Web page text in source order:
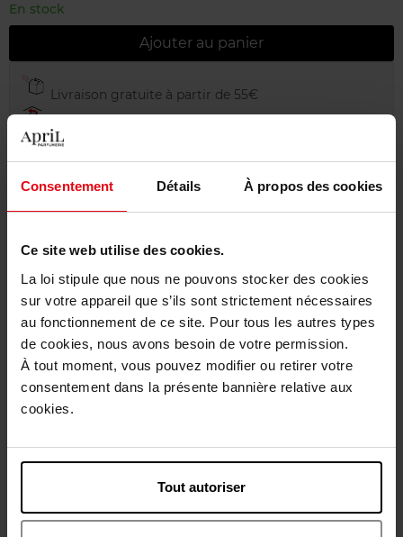
Consentement Détails À propos des cookies
Ce site web utilise des cookies.
La loi stipule que nous ne pouvons stocker des cookies
sur votre appareil que s’ils sont strictement nécessaires
au fonctionnement de ce site. Pour tous les autres types
de cookies, nous avons besoin de votre permission.
À tout moment, vous pouvez modifier ou retirer votre
consentement dans la présente bannière relative aux
cookies.
Tout autoriser
En stock
Ajouter au panier
Livraison gratuite à partir de 55€
Retour gratuit dans votre magasin
Emballage cadeau offert
Description
Conseil d'utilisation
Caractéristiques
Avis client Politique relative aux avis des clients
Vous aimerez peut-être